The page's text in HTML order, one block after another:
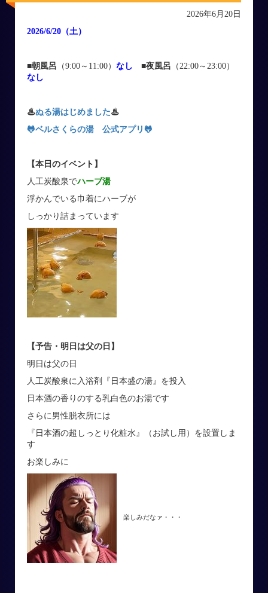
2026年6月20日
2026/6/20 （土 ）
■朝風呂 （9:00～11:00） なし ■夜風呂 （22:00～23:00）
なし
♨ぬる湯はじめました♨
🐸ベルさくらの湯 公式アプリ 🐸
【本日のイベント 】
人工炭酸泉でハーブ湯
浮かんでいる巾着にハーブが
しっかり詰まっています
【予告・明日は父の日 】
明日は父の日
人工炭酸泉に入浴剤『日本盛の湯』を投入
日本酒の香りのする乳白色のお湯です
さらに男性脱衣所には
『日本酒の超しっとり化粧水』（お試し用）を設置しま
す
お楽しみに
楽しみだなァ・・・